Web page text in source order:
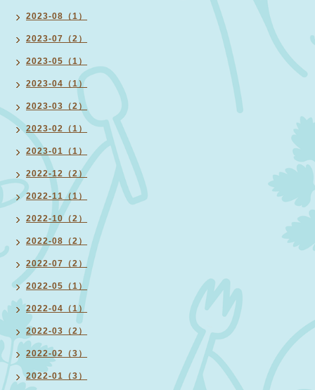
2023-08（1）
2023-07（2）
2023-05（1）
2023-04（1）
2023-03（2）
2023-02（1）
2023-01（1）
2022-12（2）
2022-11（1）
2022-10（2）
2022-08（2）
2022-07（2）
2022-05（1）
2022-04（1）
2022-03（2）
2022-02（3）
2022-01（3）